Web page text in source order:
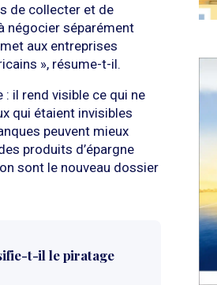
de collecter et de
négocier séparément
aux entreprises
», résume-t-il.
: il rend visible ce qui ne
qui étaient invisibles
peuvent mieux
produits d’épargne
sont le nouveau dossier
t-il le piratage